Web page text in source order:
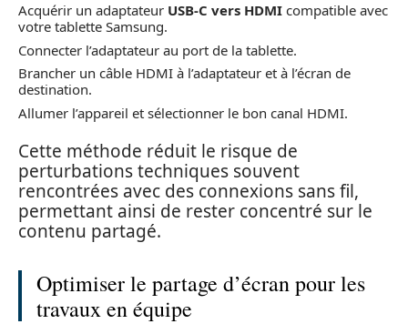
Acquérir un adaptateur USB-C vers HDMI compatible avec
votre tablette Samsung.
Connecter l’adaptateur au port de la tablette.
Brancher un câble HDMI à l’adaptateur et à l’écran de
destination.
Allumer l’appareil et sélectionner le bon canal HDMI.
Cette méthode réduit le risque de
perturbations techniques souvent
rencontrées avec des connexions sans fil,
permettant ainsi de rester concentré sur le
contenu partagé.
Optimiser le partage d’écran pour les
travaux en équipe